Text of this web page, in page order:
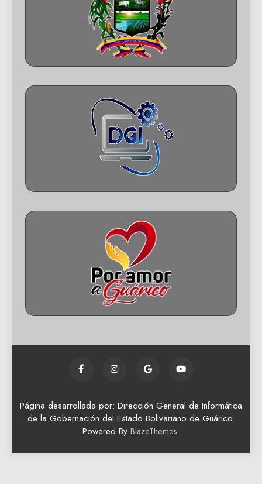
Página desarrollada por: Dirección General de Informática
de la Gobernación del Estado Bolivariano de Guárico.
Powered By BlazeThemes.